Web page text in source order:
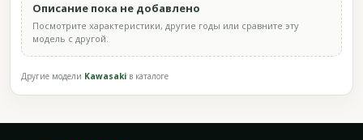
Описание пока не добавлено
Посмотрите характеристики, другие годы или сравните эту
модель с другой.
Другие модели Kawasaki в каталоге